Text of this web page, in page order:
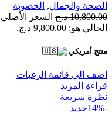
الصحة والجمال, الخصوبة
10,800.00 د.ج السعر الأصلي هو:
الحالي هو: 9,800.00 د.ج.
منتج أمريكي
اضف الى قائمة الرغبات
قراءة المزيد
نظرة سريعة
-14%
جديد